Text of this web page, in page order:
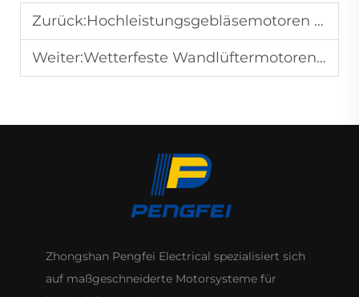
Zurück:Hochleistungsgebläsemotoren für industrielle Lüftung
Weiter:Wetterfeste Wandlüftermotoren für Außenpatios
Zhongshan Pengfei Electrical spezialisiert sich
auf maßgeschneiderte Motorsysteme für